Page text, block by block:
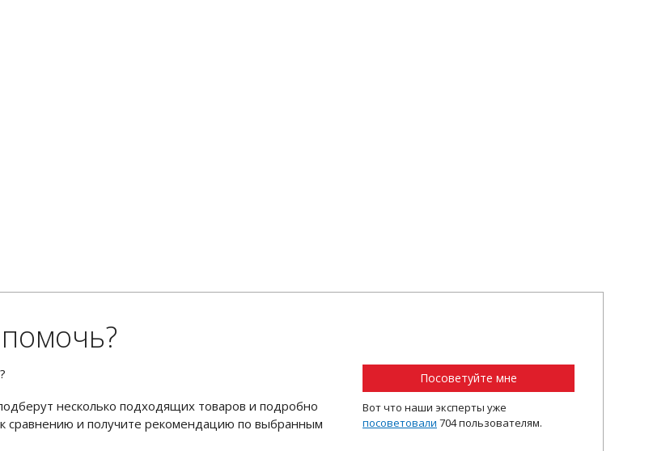
несколько подходящих товаров и подробно
сравнению и получите рекомендацию по выбранным
Посоветуйте мне
Вот что наши эксперты уже
посоветовали 704 пользователям.